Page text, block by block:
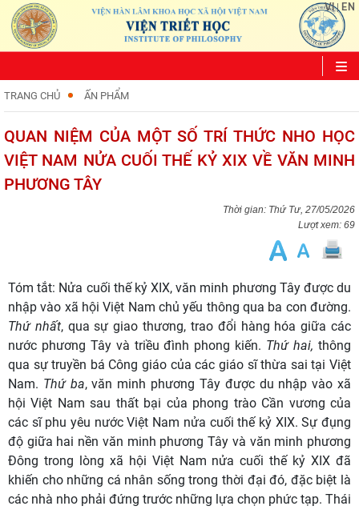
VI| EN
TRANG CHỦ ẤN PHẨM
QUAN NIỆM CỦA MỘT SỐ TRÍ THỨC NHO HỌC
VIỆT NAM NỬA CUỐI THẾ KỶ XIX VỀ VĂN MINH
PHƯƠNG TÂY
Thứ Tư, 27/05/2026
Lượt xem: 69
Tóm tắt: Nửa cuối thế kỷ XIX, văn minh phương Tây được du
nhập vào xã hội Việt Nam chủ yếu thông qua ba con đường.
Thứ nhất, qua sự giao thương, trao đổi hàng hóa giữa các
nước phương Tây và triều đình phong kiến. Thứ hai,thông
qua sự truyền bá Công giáo của các giáo sĩ thừa sai tại Việt
Nam. Thứ ba, văn minh phương Tây được du nhập vào xã
hội Việt Nam sau thất bại của phong trào Cần vương của
các sĩ phu yêu nước Việt Nam nửa cuối thế kỷ XIX. Sự đụng
độ giữa hai nền văn minh phương Tây và văn minh phương
Đông trong lòng xã hội Việt Nam nửa cuối thế kỷ XIX đã
khiến cho những cá nhân sống trong thời đại đó, đặc biệt là
các nhà nho phải đứng trước những lựa chọn phức tạp. Thái